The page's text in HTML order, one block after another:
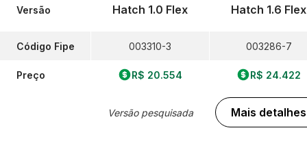
Versão
Código Fipe
Preço
Hatch 1.0 Flex
003310-3
R$ 20.554
Versão pesquisada
Hatch 1.6 Flex
003286-7
R$ 24.422
Mais detalhes